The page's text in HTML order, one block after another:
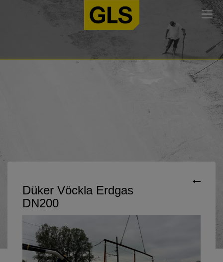
Düker Vöckla Erdgas
DN200